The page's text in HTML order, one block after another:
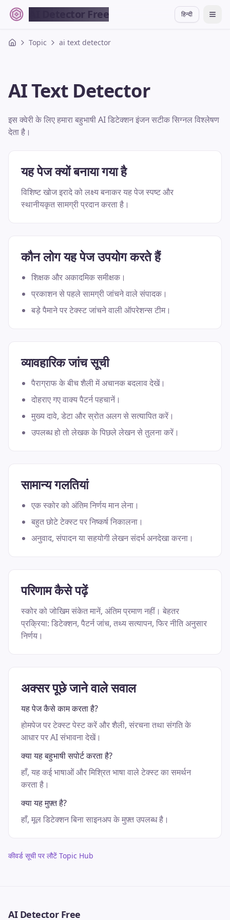
AI Detector Free हिन्दी 切换
Topic ai text detector
AI Text Detector
इस क्वेरी के लिए हमारा बहुभाषी AI डिटेक्शन इंजन सटीक सिग्नल विश्लेषण
देता है।
यह पेज क्यों बनाया गया है
विशिष्ट खोज इरादे को लक्ष्य बनाकर यह पेज स्पष्ट और
स्थानीयकृत सामग्री प्रदान करता है।
कौन लोग यह पेज उपयोग करते हैं
शिक्षक और अकादमिक समीक्षक।
प्रकाशन से पहले सामग्री जांचने वाले संपादक।
बड़े पैमाने पर टेक्स्ट जांचने वाली ऑपरेशन्स टीम।
व्यावहारिक जांच सूची
पैराग्राफ के बीच शैली में अचानक बदलाव देखें।
दोहराए गए वाक्य पैटर्न पहचानें।
मुख्य दावे, डेटा और स्रोत अलग से सत्यापित करें।
उपलब्ध हो तो लेखक के पिछले लेखन से तुलना करें।
सामान्य गलतियां
एक स्कोर को अंतिम निर्णय मान लेना।
बहुत छोटे टेक्स्ट पर निष्कर्ष निकालना।
अनुवाद, संपादन या सहयोगी लेखन संदर्भ अनदेखा करना।
परिणाम कैसे पढ़ें
स्कोर को जोखिम संकेत मानें, अंतिम प्रमाण नहीं। बेहतर
प्रक्रिया: डिटेक्शन, पैटर्न जांच, तथ्य सत्यापन, फिर नीति अनुसार
निर्णय।
अक्सर पूछे जाने वाले सवाल
यह पेज कैसे काम करता है?
होमपेज पर टेक्स्ट पेस्ट करें और शैली, संरचना तथा संगति के
आधार पर AI संभावना देखें।
क्या यह बहुभाषी सपोर्ट करता है?
हाँ, यह कई भाषाओं और मिश्रित भाषा वाले टेक्स्ट का समर्थन
करता है।
क्या यह मुफ़्त है?
हाँ, मूल डिटेक्शन बिना साइनअप के मुफ़्त उपलब्ध है।
कीवर्ड सूची पर लौटें Topic Hub
AI Detector Free